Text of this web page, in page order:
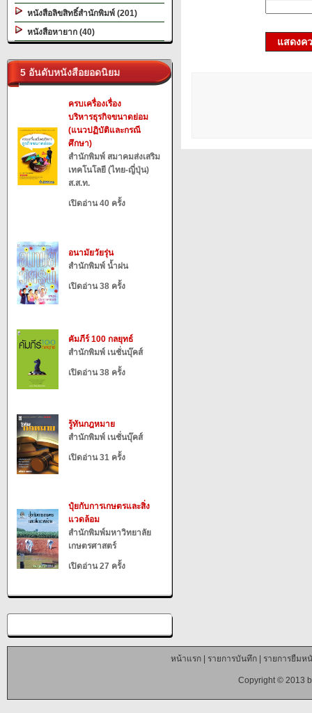
หนังสือลิขสิทธิ์สำนักพิมพ์ (201)
หนังสือหายาก (40)
5 อันดับหนังสือยอดนิยม
ครบเครื่องเรื่อง
บริหารธุรกิจขนาดย่อม
(แนวปฏิบัติและกรณี
ศึกษา)
สำนักพิมพ์ สมาคมส่งเสริม
เทคโนโลยี (ไทย-ญี่ปุ่น)
ส.ส.ท.
เปิดอ่าน 40 ครั้ง
อนามัยวัยรุ่น
สำนักพิมพ์ น้ำฝน
เปิดอ่าน 38 ครั้ง
คัมภีร์ 100 กลยุทธ์
สำนักพิมพ์ เนชั่นบุ๊คส์
เปิดอ่าน 38 ครั้ง
รู้ทันกฎหมาย
สำนักพิมพ์ เนชั่นบุ๊คส์
เปิดอ่าน 31 ครั้ง
ปุ๋ยกับการเกษตรและสิ่ง
แวดล้อม
สำนักพิมพ์มหาวิทยาลัย
เกษตรศาสตร์
เปิดอ่าน 27 ครั้ง
แสดงค
หน้าแรก| รายการบันทึก| รายการยืมห
Copyright © 2013